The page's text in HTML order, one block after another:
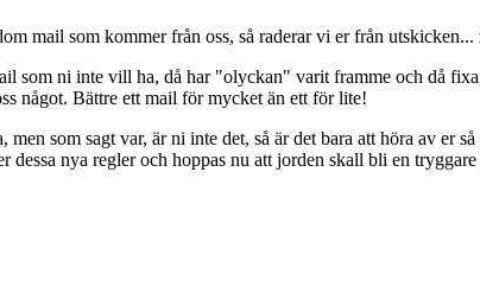
mail som kommer från oss, så raderar vi er från
som ni inte vill ha, då har "olyckan" varit framme och då
något. Bättre ett mail för mycket än ett för lite!
men som sagt var, är ni inte det, så är det bara att höra av
dessa nya regler och hoppas nu att jorden skall bli en